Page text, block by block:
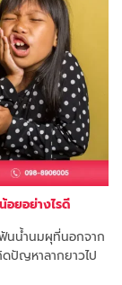
ยอย่างไรดี
น้ำนมผุที่นอกจาก
ดปัญหาลากยาวไป